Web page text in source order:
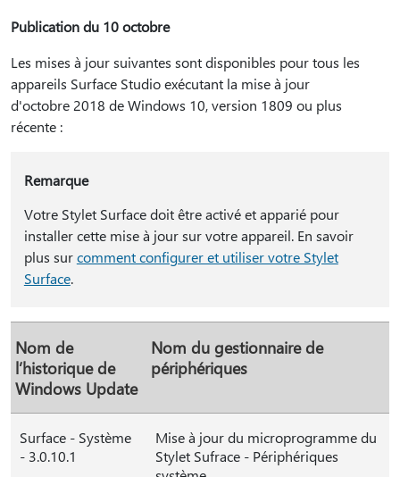
Publication du 10 octobre
Les mises à jour suivantes sont disponibles pour tous les
appareils Surface Studio exécutant la mise à jour
d'octobre 2018 de Windows 10, version 1809 ou plus
récente :
Remarque
Votre Stylet Surface doit être activé et apparié pour
installer cette mise à jour sur votre appareil. En savoir
plus surcomment configurer et utiliser votre Stylet
Surface.
Nom de
l’historique de
Windows Update
Nom du gestionnaire de
périphériques
Surface - Système
- 3.0.10.1
Mise à jour du microprogramme du
Stylet Sufrace - Périphériques